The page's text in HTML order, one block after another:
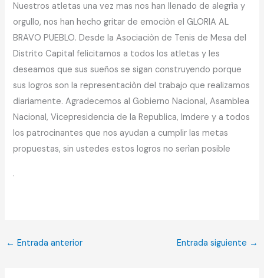
Nuestros atletas una vez mas nos han llenado de alegrìa y
orgullo, nos han hecho gritar de emociòn el GLORIA AL
BRAVO PUEBLO. Desde la Asociaciòn de Tenis de Mesa del
Distrito Capital felicitamos a todos los atletas y les
deseamos que sus sueños se sigan construyendo porque
sus logros son la representaciòn del trabajo que realizamos
diariamente. Agradecemos al Gobierno Nacional, Asamblea
Nacional, Vicepresidencia de la Republica, Imdere y a todos
los patrocinantes que nos ayudan a cumplir las metas
propuestas, sin ustedes estos logros no serìan posible
.
← Entrada anterior Entrada siguiente →